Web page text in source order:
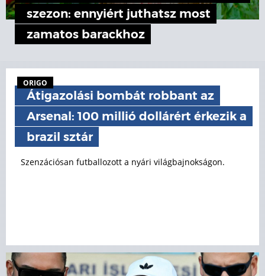
szezon: ennyiért juthatsz most
zamatos barackhoz
ORIGO
Átigazolási bombát robbant az
Arsenal: 100 millió dollárért érkezik a
brazil sztár
Szenzációsan futballozott a nyári világbajnokságon.